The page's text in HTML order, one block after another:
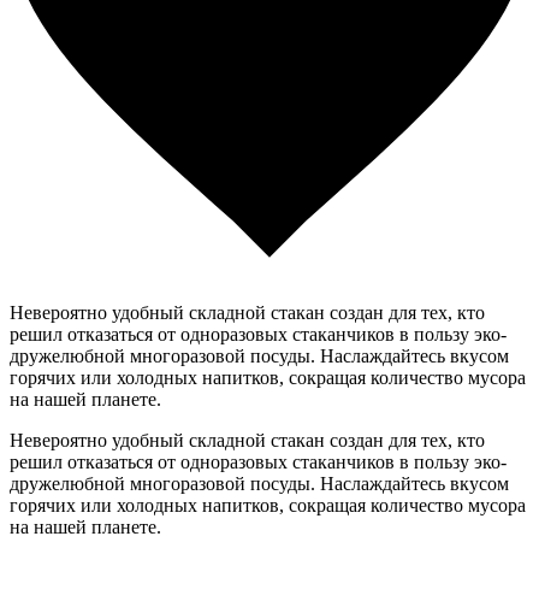
Невероятно удобный складной стакан создан для тех, кто
решил отказаться от одноразовых стаканчиков в пользу эко-
дружелюбной многоразовой посуды. Наслаждайтесь вкусом
горячих или холодных напитков, сокращая количество мусора
на нашей планете.
Невероятно удобный складной стакан создан для тех, кто
решил отказаться от одноразовых стаканчиков в пользу эко-
дружелюбной многоразовой посуды. Наслаждайтесь вкусом
горячих или холодных напитков, сокращая количество мусора
на нашей планете.